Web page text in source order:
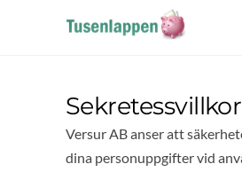
Sekretessvillkor
Versur AB anser att
dina personuppgifter vid